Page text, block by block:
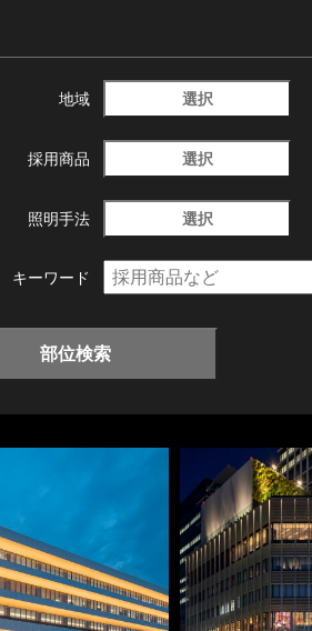
地域 選択
採用商品 選択
照明手法 選択
キーワード
部位検索